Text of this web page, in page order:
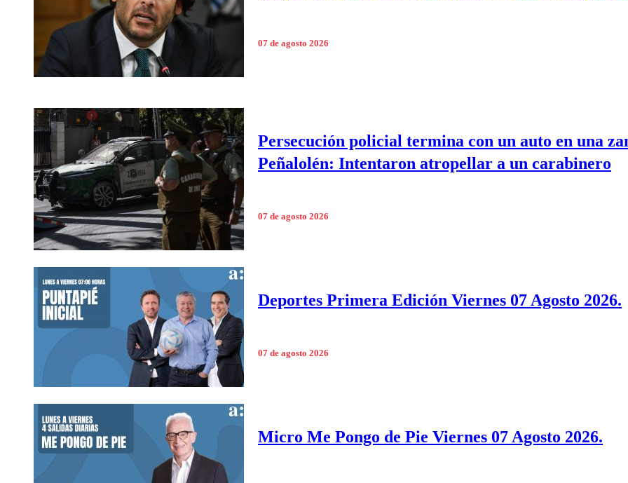
07 de agosto 2026
Persecución policial termina con un auto en una
Peñalolén: Intentaron atropellar a un carabinero
07 de agosto 2026
Deportes Primera Edición Viernes 07 Agosto 2026.
07 de agosto 2026
Micro Me Pongo de Pie Viernes 07 Agosto 2026.